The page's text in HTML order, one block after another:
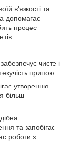
в'язкості та
допомагає
процес
забезпечує чисте і
припою.
утворенню
більш
та запобігає
роботи з